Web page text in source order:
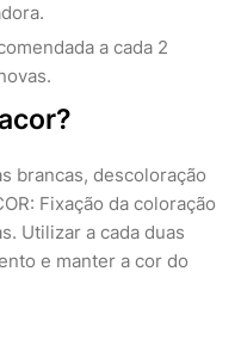
a cada 2
brancas, descoloração
Fixação da coloração
Utilizar a cada duas
e manter a cor do